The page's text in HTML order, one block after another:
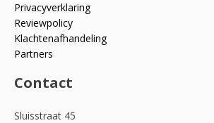
Privacyverklaring
Reviewpolicy
Klachtenafhandeling
Partners
Contact
Sluisstraat 45